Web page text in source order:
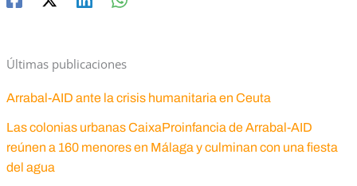
Últimas publicaciones
Arrabal-AID ante la crisis humanitaria en Ceuta
Las colonias urbanas CaixaProinfancia de Arrabal-AID
reúnen a 160 menores en Málaga y culminan con una fiesta
del agua